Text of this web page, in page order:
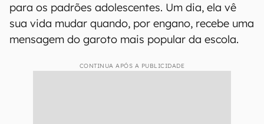
para os padrões adolescentes. Um dia, ela vê
sua vida mudar quando, por engano, recebe uma
mensagem do garoto mais popular da escola.
CONTINUA APÓS A PUBLICIDADE